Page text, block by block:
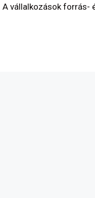
vállalkozások forrás-